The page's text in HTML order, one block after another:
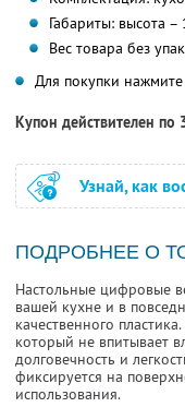
Габариты: высота
Вес товара без
Для покупки
Купон действителен
Узнай, как
ПОДРОБНЕЕ О
Настольные цифровые
вашей кухне и в
качественного
который не впитывает
долговечность и
фиксируется на
использования.